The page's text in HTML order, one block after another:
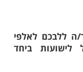
נשברה והוא
אומר למפקד
הרי מילאתי